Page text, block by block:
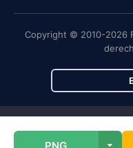
Copyright © 2010-2026